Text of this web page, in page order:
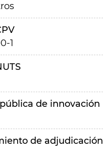
1
de innovación
de adjudicación